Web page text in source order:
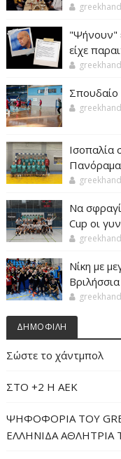
"Ψήνουν"
είχε
Σπουδαίο
Ισοπαλία
Να
Cup οι
Νίκη με
Βριλήσσια
ΔΗΜΟΦΙΛΗ
Σώστε το χάντμπολ
ΣΤΟ +2 Η ΑΕΚ
ΨΗΦΟΦΟΡΙΑ ΤΟΥ
ΕΛΛΗΝΙΔΑ ΑΘΛΗΤΡΙΑ